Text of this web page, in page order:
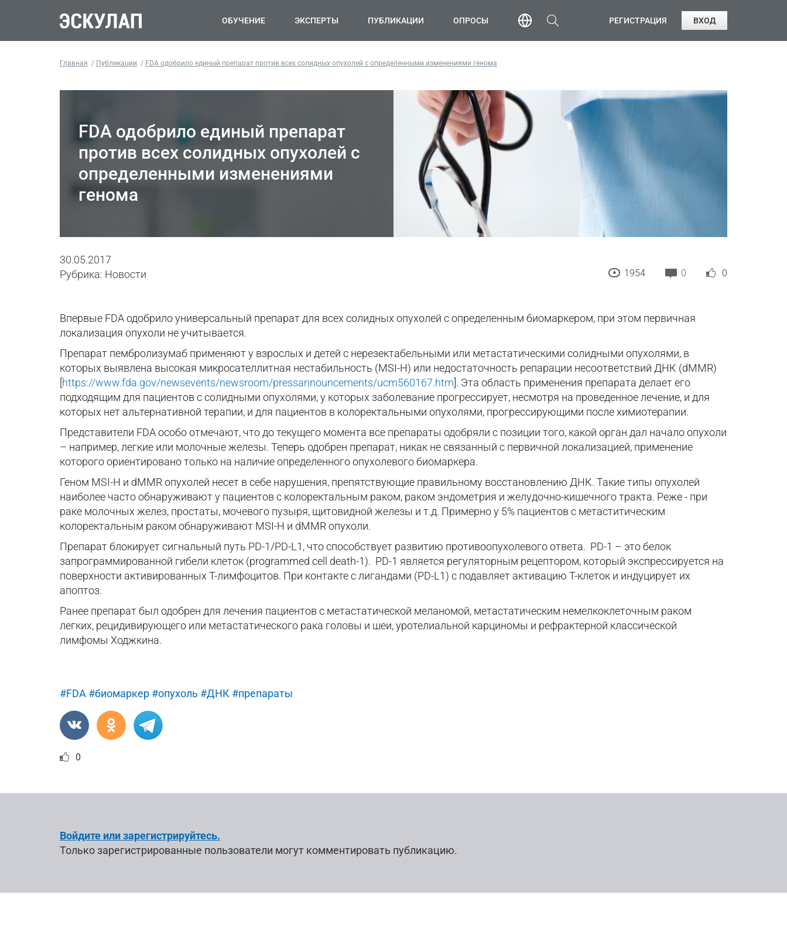
ОБУЧЕНИЕ ЭКСПЕРТЫ ПУБЛИКАЦИИ ОПРОСЫ РЕГИСТРАЦИЯ ВХОД
Главная Публикации FDA одобрило единый препарат против всех солидных опухолей с определенными изменениями генома
FDA одобрило единый препарат
против всех солидных опухолей с
определенными изменениями
генома
30.05.2017
Рубрика: Новости
1954 0 0
Впервые FDA одобрило универсальный препарат для всех солидных опухолей с определенным биомаркером, при этом первичная
локализация опухоли не учитывается.
Препарат пембролизумаб применяют у взрослых и детей с нерезектабельными или метастатическими солидными опухолями, в
которых выявлена высокая микросателлитная нестабильность (MSI-H) или недостаточность репарации несоответствий ДНК (dMMR)
https://www.fda.gov/newsevents/newsroom/pressannouncements/ucm560167.htm ]. Эта область применения препарата делает его
подходящим для пациентов с солидными опухолями, у которых заболевание прогрессирует, несмотря на проведенное лечение, и для
которых нет альтернативной терапии, и для пациентов в колоректальными опухолями, прогрессирующими после химиотерапии.
Представители FDA особо отмечают, что до текущего момента все препараты одобряли с позиции того, какой орган дал начало опухоли
– например, легкие или молочные железы. Теперь одобрен препарат, никак не связанный с первичной локализацией, применение
которого ориентировано только на наличие определенного опухолевого биомаркера.
Геном MSI-H и dMMR опухолей несет в себе нарушения, препятствующие правильному восстановлению ДНК. Такие типы опухолей
наиболее часто обнаруживают у пациентов с колоректальным раком, раком эндометрия и желудочно-кишечного тракта. Реже - при
раке молочных желез, простаты, мочевого пузыря, щитовидной железы и т.д. Примерно у 5% пациентов с метаститическим
колоректальным раком обнаруживают MSI-H и dMMR опухоли.
Препарат блокирует сигнальный путь PD-1/PD-L1, что способствует развитию противоопухолевого ответа. PD-1 – это белок
запрограммированной гибели клеток (programmed cell death-1). PD-1 является регуляторным рецептором, который экспрессируется на
поверхности активированных Т-лимфоцитов. При контакте с лигандами (PD-L1) с подавляет активацию Т-клеток и индуцирует их
апоптоз.
Ранее препарат был одобрен для лечения пациентов с метастатической меланомой, метастатическим немелкоклеточным раком
легких, рецидивирующего или метастатического рака головы и шеи, уротелиальной карциномы и рефрактерной классической
лимфомы Ходжкина.
#FDA #биомаркер #опухоль #ДНК #препараты
0
Войдите или зарегистрируйтесь.
Только зарегистрированные пользователи могут комментировать публикацию.